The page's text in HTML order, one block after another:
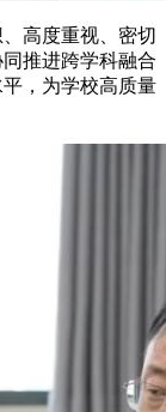
高度重视、密切
推进跨学科融合
，为学校高质量